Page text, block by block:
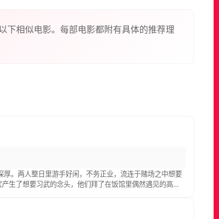
下相似电影。每部电影都附有具体的推荐理
。两人整日里游手好闲，不务正业，流连于赌场之中想要
生了想要习武的念头，他们拜了在饭馆里偶然遇见的高手
报仇，恰巧遇到了曾经有过一面之缘的乞丐（洪金宝
最终手刃了仇人，报仇了雪恨。